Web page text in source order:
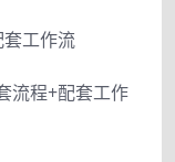
工作流
流程+配套工作